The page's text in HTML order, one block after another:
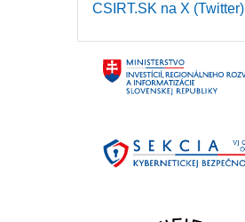
CSIRT.SK na X (Twitter)